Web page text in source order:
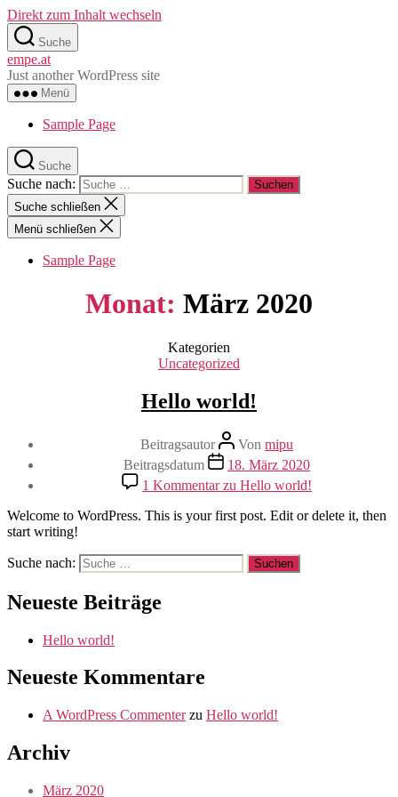
Direkt zum Inhalt wechseln
Suche
empe.at
Just another WordPress site
Menü
Sample Page
Suche
Suche nach:
Suche schließen
Menü schließen
Sample Page
Monat: März 2020
Kategorien
Uncategorized
Hello world!
Beitragsautor Von mipu
Beitragsdatum
18. März 2020
1 Kommentarzu Hello world!
Welcome to WordPress. This is your first post. Edit or delete it, then
start writing!
Suche nach:
Neueste Beiträge
Hello world!
Neueste Kommentare
A WordPress Commenterzu Hello world!
Archiv
März 2020